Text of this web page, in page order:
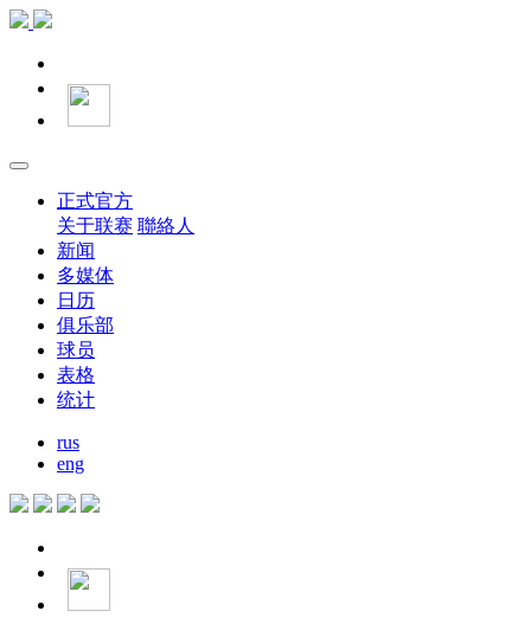
正式官方
关于联赛 聯絡人
新闻
多媒体
日历
俱乐部
球员
表格
统计
rus
eng